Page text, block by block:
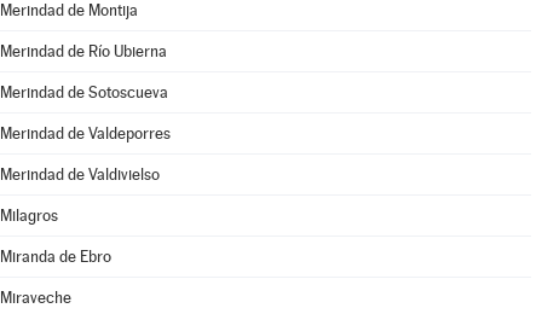
Merindad de Montija
Merindad de Río Ubierna
Merindad de Sotoscueva
Merindad de Valdeporres
Merindad de Valdivielso
Milagros
Miranda de Ebro
Miraveche